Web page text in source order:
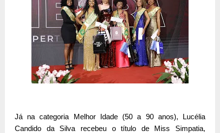
Já na categoria Melhor Idade (50 a 90 anos), Lucélia
Candido da Silva recebeu o título de Miss Simpatia,